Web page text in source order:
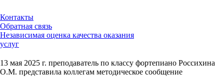
Контакты
Обратная связь
Независимая оценка качества оказания
услуг
13 мая 2025 г. преподаватель по классу фортепиано Россихина
О.М. представила коллегам методическое сообщение